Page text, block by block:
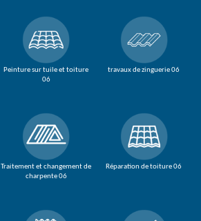
Peinture sur tuile et toiture
06
Traitement et changement de
charpente 06
travaux de zinguerie 06
Réparation de toiture 06